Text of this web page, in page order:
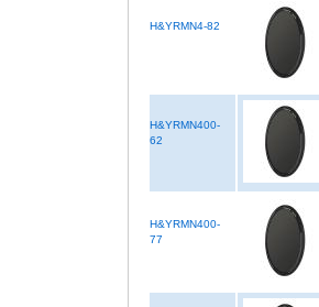
H&YRMN4-82
H&YRMN400-
62
H&YRMN400-
77